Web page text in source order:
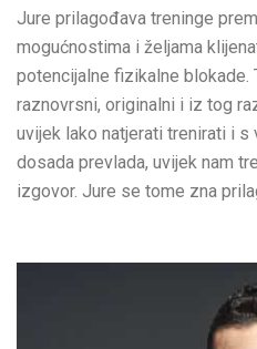
Jure prilagođava treninge
mogućnostima i željama
potencijalne fizikalne blokade.
raznovrsni, originalni i iz tog
uvijek lako natjerati trenirati i s
dosada prevlada, uvijek nam
izgovor. Jure se tome zna